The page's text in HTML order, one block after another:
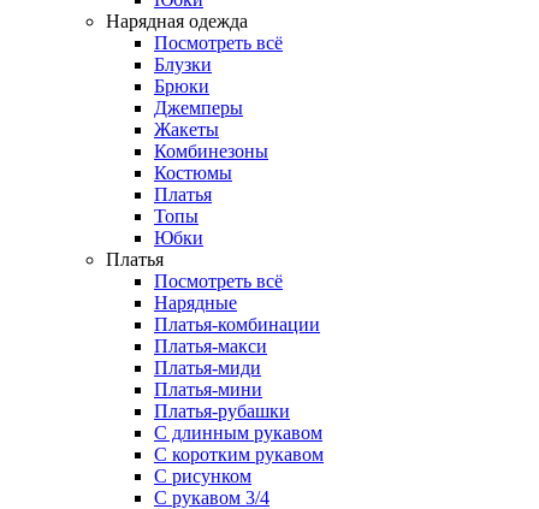
Нарядная одежда
Посмотреть всё
Блузки
Брюки
Джемперы
Жакеты
Комбинезоны
Костюмы
Платья
Топы
Юбки
Платья
Посмотреть всё
Нарядные
Платья-комбинации
Платья-макси
Платья-миди
Платья-мини
Платья-рубашки
С длинным рукавом
С коротким рукавом
С рисунком
С рукавом 3/4